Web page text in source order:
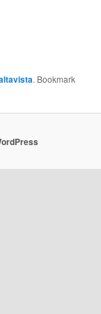
. Bookmark